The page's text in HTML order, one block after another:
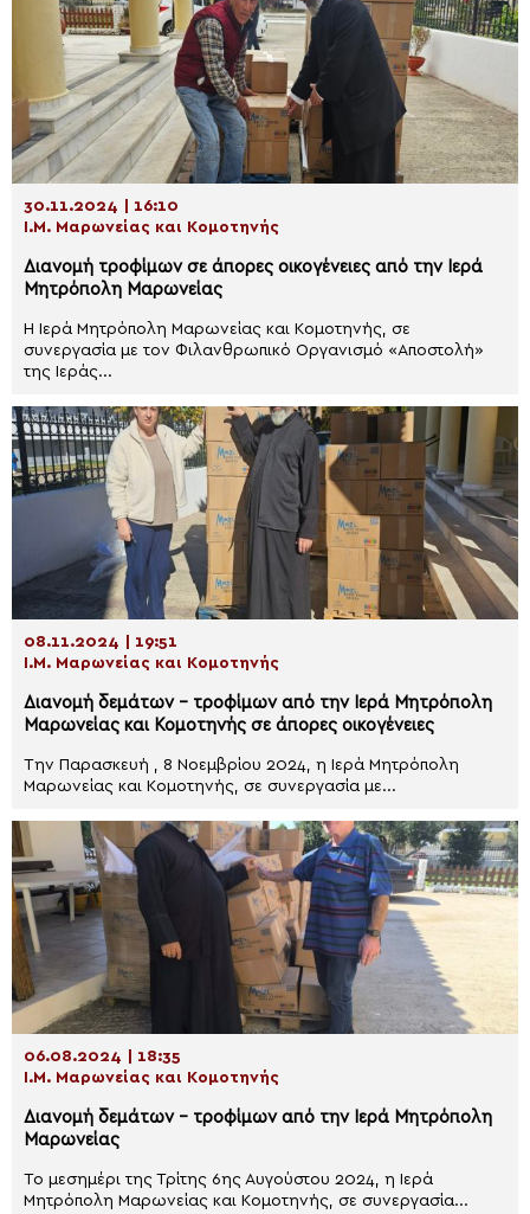
30.11.2024 | 16:10
Ι.Μ. Μαρωνείας και Κομοτηνής
Διανομή τροφίμων σε άπορες οικογένειες από την Ιερά
Μητρόπολη Μαρωνείας
Η Ιερά Μητρόπολη Μαρωνείας και Κομοτηνής, σε
συνεργασία με τον Φιλανθρωπικό Οργανισμό «Αποστολή»
της Ιεράς...
08.11.2024 | 19:51
Ι.Μ. Μαρωνείας και Κομοτηνής
Διανομή δεμάτων – τροφίμων από την Ιερά Μητρόπολη
Μαρωνείας και Κομοτηνής σε άπορες οικογένειες
Την Παρασκευή , 8 Νοεμβρίου 2024, η Ιερά Μητρόπολη
Μαρωνείας και Κομοτηνής, σε συνεργασία με...
06.08.2024 | 18:35
Ι.Μ. Μαρωνείας και Κομοτηνής
Διανομή δεμάτων – τροφίμων από την Ιερά Μητρόπολη
Μαρωνείας
Το μεσημέρι της Τρίτης 6ης Αυγούστου 2024, η Ιερά
Μητρόπολη Μαρωνείας και Κομοτηνής, σε συνεργασία...